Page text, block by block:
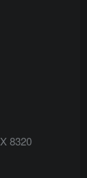
8320